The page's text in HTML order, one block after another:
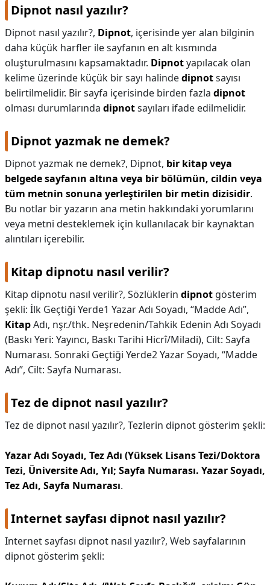
Dipnot nasıl yazılır?
Dipnot nasıl yazılır?, Dipnot, içerisinde yer alan bilginin
daha küçük harfler ile sayfanın en alt kısmında
oluşturulmasını kapsamaktadır. Dipnotyapılacak olan
kelime üzerinde küçük bir sayı halindedipnotsayısı
belirtilmelidir. Bir sayfa içerisinde birden fazla dipnot
olması durumlarında dipnotsayıları ifade edilmelidir.
Dipnot yazmak ne demek?
Dipnot yazmak ne demek?, Dipnot, bir kitap veya
belgede sayfanın altına veya bir bölümün, cildin veya
tüm metnin sonuna yerleştirilen bir metin dizisidir.
Bu notlar bir yazarın ana metin hakkındaki yorumlarını
veya metni desteklemek için kullanılacak bir kaynaktan
alıntıları içerebilir.
Kitap dipnotu nasıl verilir?
Kitap dipnotu nasıl verilir?, Sözlüklerin dipnot gösterim
şekli: İlk Geçtiği Yerde1 Yazar Adı Soyadı, “Madde Adı”,
KitapAdı, nşr./thk. Neşredenin/Tahkik Edenin Adı Soyadı
(Baskı Yeri: Yayıncı, Baskı Tarihi Hicrî/Miladi), Cilt: Sayfa
Numarası. Sonraki Geçtiği Yerde2 Yazar Soyadı, “Madde
Adı”, Cilt: Sayfa Numarası.
Tez de dipnot nasıl yazılır?
Tez de dipnot nasıl yazılır?, Tezlerin dipnot gösterim şekli:
Yazar Adı Soyadı, Tez Adı (Yüksek Lisans Tezi/Doktora
Tezi, Üniversite Adı, Yıl; Sayfa Numarası. Yazar Soyadı,
Tez Adı, Sayfa Numarası.
Internet sayfası dipnot nasıl yazılır?
Internet sayfası dipnot nasıl yazılır?, Web sayfalarının
dipnot gösterim şekli: